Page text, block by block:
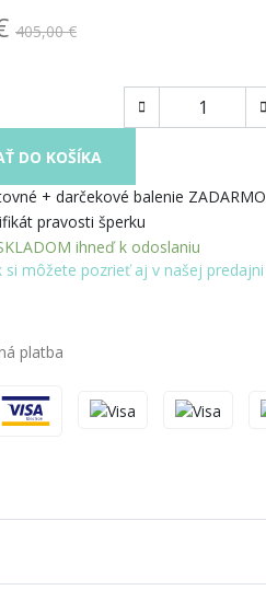
405,00 €
DO KOŠÍKA
+ darčekové balenie ZADARMO
pravosti šperku
ihneď k odoslaniu
si môžete pozrieť aj v našej predajni
platba